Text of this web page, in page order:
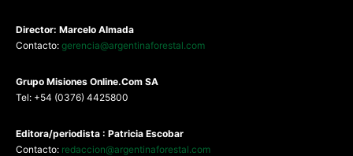
Director: Marcelo Almada
Contacto: gerencia@argentinaforestal.com
Grupo Misiones Online.Com SA
Tel: +54 (0376) 4425800
Editora/periodista : Patricia Escobar
Contacto: redaccion@argentinaforestal.com